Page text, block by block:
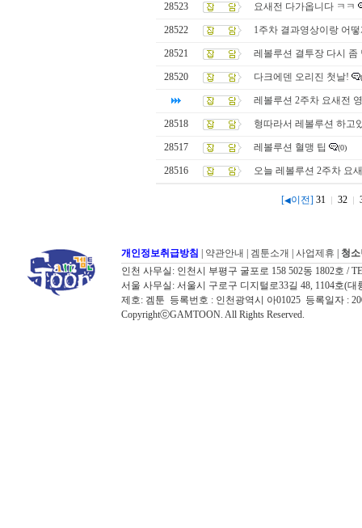
28523 요새전 다가옵니다 ㅋㅋ
28522 1주차 결과영상이랑 어
28521 레볼루션 결투장 다시 좀
28520 다크에덴 오리진 첫날!
레볼루션 2주차 요새전
28518 형따라서 레볼루션 하고
28517 레볼루션 혈맹 팁 (0)
28516 오늘 레볼루션 2주차 요
[◀이전] 31 32
개인정보취급방침 약관안내 겜툰소개 사업제휴
청
인천 사무실: 인천시 부평구 굴포로 158 502동 1802호 /
서울 사무실: 서울시 구로구 디지털로33길 48, 1104호(대
제호: 겜툰 등록번호 : 인천광역시 아01025 등록일자 :
CopyrightⓒGAMTOON. All Rights Reserved.